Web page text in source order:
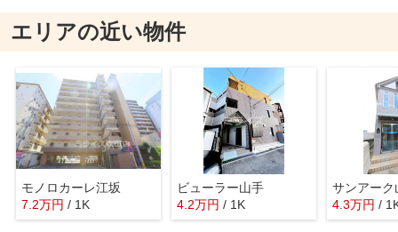
エリアの近い物件
モノロカーレ江坂
7.2万円 / 1K
ビューラー山手
4.2万円 / 1K
サンアーク
4.3万円 /